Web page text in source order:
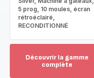
5 prog, 10 moules, écran
rétroéclairé,
RECONDITIONNÉ
Découvrir la gamme
complète